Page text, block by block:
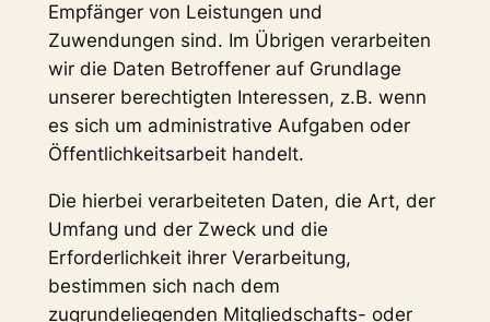
Empfänger von Leistungen und
Zuwendungen sind. Im Übrigen verarbeiten
wir die Daten Betroffener auf Grundlage
unserer berechtigten Interessen, z.B. wenn
es sich um administrative Aufgaben oder
Öffentlichkeitsarbeit handelt.
Die hierbei verarbeiteten Daten, die Art, der
Umfang und der Zweck und die
Erforderlichkeit ihrer Verarbeitung,
bestimmen sich nach dem
zugrundeliegenden Mitgliedschafts- oder